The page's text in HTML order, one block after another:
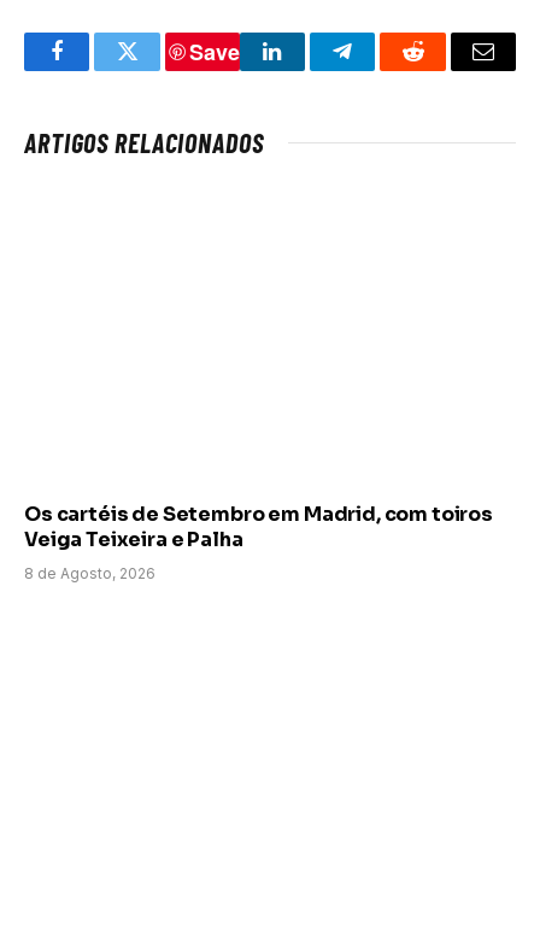
FacebookTwitter
Save
LinkedInTelegramReddit Email
ARTIGOS RELACIONADOS
Os cartéis de Setembro em Madrid, com toiros
Veiga Teixeira e Palha
8 de Agosto, 2026